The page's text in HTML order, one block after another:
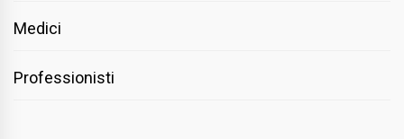
Medici
Professionisti